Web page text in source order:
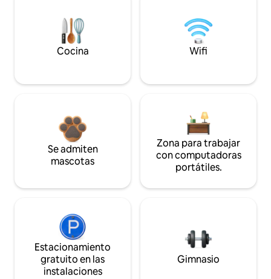
Cocina Wifi
Se admiten
mascotas
Zona para trabajar
con computadoras
portátiles.
Estacionamiento
gratuito en las
instalaciones
Gimnasio